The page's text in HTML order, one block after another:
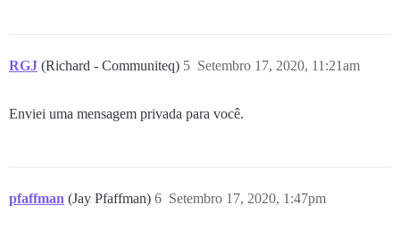
RGJ (Richard - Communiteq) Setembro 17, 2020, 11:21am
5
Enviei uma mensagem privada para você.
pfaffman (Jay Pfaffman) Setembro 17, 2020, 1:47pm
6